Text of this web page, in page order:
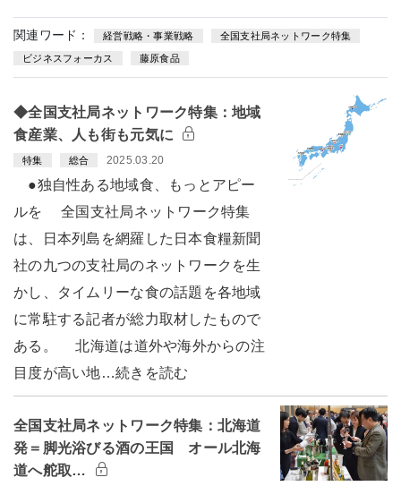
関連ワード： 経営戦略・事業戦略 全国支社局ネットワーク特集
ビジネスフォーカス 藤原食品
◆全国支社局ネットワーク特集：地域
食産業、人も街も元気に
特集 総合 2025.03.20
●独自性ある地域食、もっとアピー
ルを 全国支社局ネットワーク特集
は、日本列島を網羅した日本食糧新聞
社の九つの支社局のネットワークを生
かし、タイムリーな食の話題を各地域
に常駐する記者が総力取材したもので
ある。 北海道は道外や海外からの注
目度が高い地…続きを読む
全国支社局ネットワーク特集：北海道
発＝脚光浴びる酒の王国 オール北海
道へ舵取…